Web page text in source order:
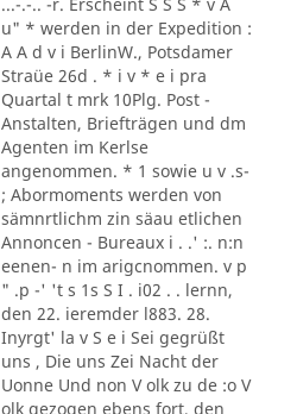
u" * werden in der Expedition :
A A d v i BerlinW., Potsdamer
Straüe 26d . * i v * e i pra
Quartal t mrk 10Plg. Post -
Anstalten, Briefträgen und dm
Agenten im Kerlse
angenommen. * 1 sowie u v .s-
; Abormoments werden von
sämnrtlichm zin säau etlichen
Annoncen - Bureaux i . .' :. n:n
eenen- n im arigcnommen. v p
" .p -' 't s 1s S I . i02 . . lernn,
den 22. ieremder l883. 28.
Inyrgt' la v S e i Sei gegrüßt
uns , Die uns Zei Nacht der
Uonne Und non V olk zu de :o V
olk gezogen ebens fort, den